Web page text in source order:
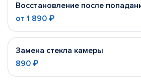
Восстановление после
от 1 890 ₽
Замена стекла камеры
890 ₽